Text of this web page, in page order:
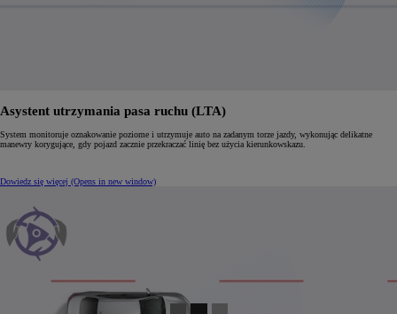
Asystent utrzymania pasa ruchu (LTA)
System monitoruje oznakowanie poziome i utrzymuje auto na zadanym torze jazdy, wykonując delikatne
manewry korygujące, gdy pojazd zacznie przekraczać linię bez użycia kierunkowskazu.
Dowiedz się więcej (Opens in new window)